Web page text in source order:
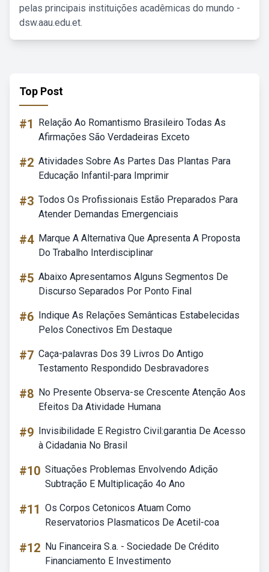
pelas principais instituições acadêmicas do mundo -
dsw.aau.edu.et.
Top Post
#1
Relação Ao Romantismo Brasileiro Todas As
Afirmações São Verdadeiras Exceto
#2 Atividades Sobre As Partes Das Plantas Para
Educação Infantil-para Imprimir
#3 Todos Os Profissionais Estão Preparados Para
Atender Demandas Emergenciais
#4 Marque A Alternativa Que Apresenta A Proposta
Do Trabalho Interdisciplinar
#5 Abaixo Apresentamos Alguns Segmentos De
Discurso Separados Por Ponto Final
#6 Indique As Relações Semânticas Estabelecidas
Pelos Conectivos Em Destaque
#7 Caça-palavras Dos 39 Livros Do Antigo
Testamento Respondido Desbravadores
#8 No Presente Observa-se Crescente Atenção Aos
Efeitos Da Atividade Humana
#9 Invisibilidade E Registro Civil:garantia De Acesso
à Cidadania No Brasil
#10 Situações Problemas Envolvendo Adição
Subtração E Multiplicação 4o Ano
#11 Os Corpos Cetonicos Atuam Como
Reservatorios Plasmaticos De Acetil-coa
#12 Nu Financeira S.a. - Sociedade De Crédito
Financiamento E Investimento